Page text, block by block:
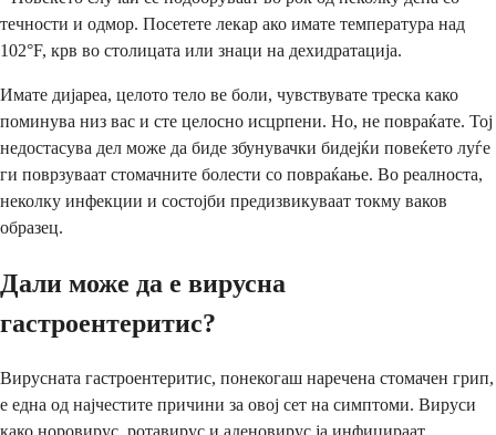
течности и одмор. Посетете лекар ако имате температура над
102°F, крв во столицата или знаци на дехидратација.
Имате дијареа, целото тело ве боли, чувствувате треска како
поминува низ вас и сте целосно исцрпени. Но, не повраќате. Тој
недостасува дел може да биде збунувачки бидејќи повеќето луѓе
ги поврзуваат стомачните болести со повраќање. Во реалноста,
неколку инфекции и состојби предизвикуваат токму ваков
образец.
Дали може да е вирусна
гастроентеритис?
Вирусната гастроентеритис, понекогаш наречена стомачен грип,
е една од најчестите причини за овој сет на симптоми. Вируси
како норовирус, ротавирус и аденовирус ја инфицираат